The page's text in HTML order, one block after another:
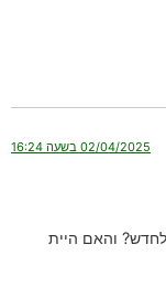
02/04/2025 בשעה 16:24
והאם היית